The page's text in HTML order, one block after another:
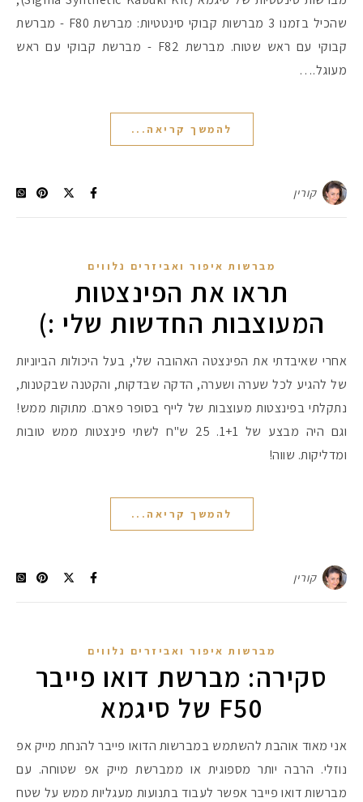
שהכיל בזמנו 3 מברשות קבוקי סינטטיות: מברשת F80 - מברשת
קבוקי עם ראש שטוח. מברשת F82 - מברשת קבוקי עם ראש
מעוגל.…
להמשך קריאה...
קורין
מברשות איפור ואביזרים נלווים
תראו את הפינצטות
המעוצבות החדשות שלי :)
אחרי שאיבדתי את הפינצטה האהובה שלי, בעל היכולות הביוניות
של להגיע לכל שערה ושערה, הדקה שבדקות, והקטנה שבקטנות,
נתקלתי בפינצטות מעוצבות של לייף בסופר פארם. מתוקות ממש!
וגם היה מבצע של 1+1. 25 ש"ח לשתי פינצטות ממש טובות
ומדליקות. שווה!
להמשך קריאה...
קורין
מברשות איפור ואביזרים נלווים
סקירה: מברשת דואו פייבר
F50 של סיגמא
אני מאוד אוהבת להשתמש במברשות הדואו פייבר להנחת מייק אפ
נוזלי. הרבה יותר מספוגית או ממברשת מייק אפ שטוחה. עם
מברשות דואו פייבר אפשר לעבוד בתנועות מעגליות ממש על שטח